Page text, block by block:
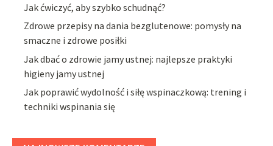
Jak ćwiczyć, aby szybko schudnąć?
Zdrowe przepisy na dania bezglutenowe: pomysły na
smaczne i zdrowe posiłki
Jak dbać o zdrowie jamy ustnej: najlepsze praktyki
higieny jamy ustnej
Jak poprawić wydolność i siłę wspinaczkową: trening i
techniki wspinania się